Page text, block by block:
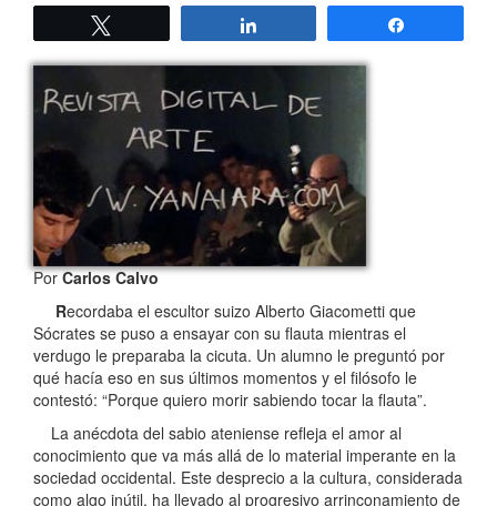
PorCarlos Calvo
Recordaba el escultor suizo Alberto Giacometti que
Sócrates se puso a ensayar con su flauta mientras el
verdugo le preparaba la cicuta. Un alumno le preguntó por
qué hacía eso en sus últimos momentos y el filósofo le
contestó: “Porque quiero morir sabiendo tocar la flauta”.
La anécdota del sabio ateniense refleja el amor al
conocimiento que va más allá de lo material imperante en la
sociedad occidental. Este desprecio a la cultura, considerada
como algo inútil, ha llevado al progresivo arrinconamiento de